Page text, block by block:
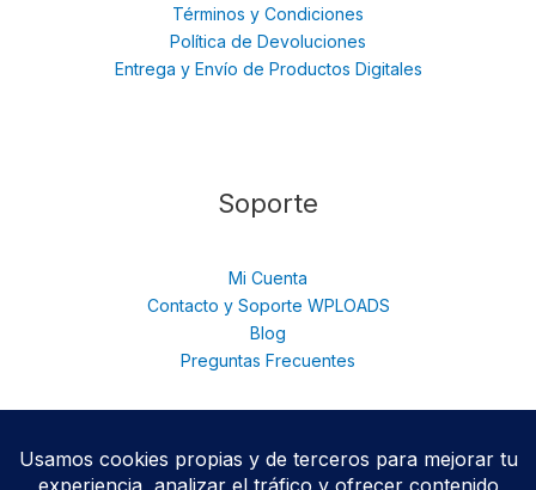
Términos y Condiciones
Política de Devoluciones
Entrega y Envío de Productos Digitales
Soporte
Mi Cuenta
Contacto y Soporte WPLOADS
Blog
Preguntas Frecuentes